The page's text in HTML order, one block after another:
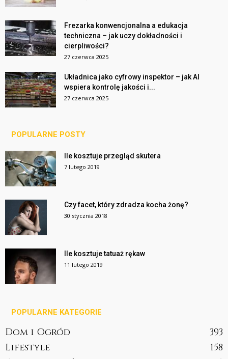
Frezarka konwencjonalna a edukacja
techniczna – jak uczy dokładności i
cierpliwości?
27 czerwca 2025
Układnica jako cyfrowy inspektor – jak AI
wspiera kontrolę jakości i...
27 czerwca 2025
POPULARNE POSTY
Ile kosztuje przegląd skutera
7 lutego 2019
Czy facet, który zdradza kocha żonę?
30 stycznia 2018
Ile kosztuje tatuaż rękaw
11 lutego 2019
POPULARNE KATEGORIE
Dom i Ogród
393
Lifestyle
158